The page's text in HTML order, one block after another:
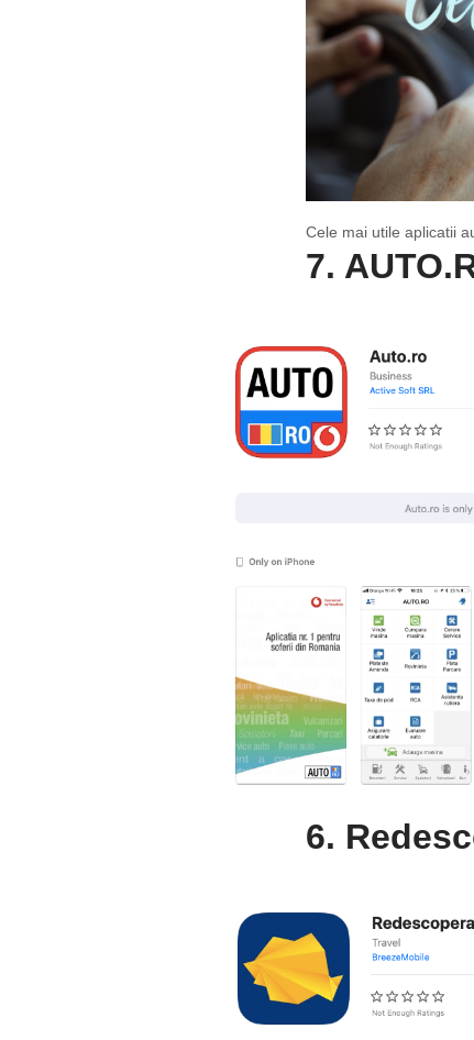
Cele mai utile aplicatii
7.
6.